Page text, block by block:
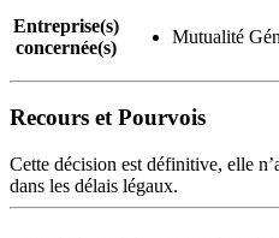
Entreprise(s)
concernée(s)
Mutualité
Recours et Pourvois
Cette décision est définitive, elle
dans les délais légaux.